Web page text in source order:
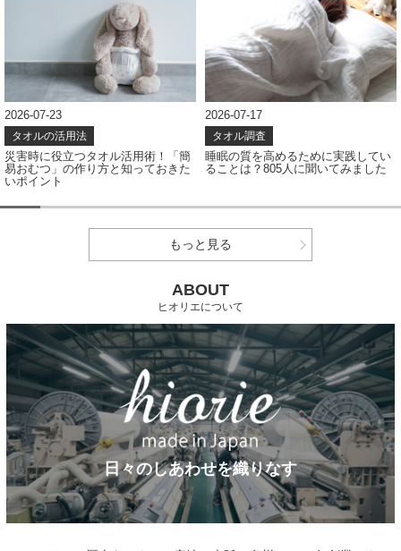
2026-07-23
タオルの活用法
災害時に役立つタオル活用術！「簡
易おむつ」の作り方と知っておきた
いポイント
2026-07-17
タオル調査
睡眠の質を高めるために実践してい
ることは？805人に聞いてみました
もっと見る
ABOUT
ヒオリエについて
日々のしあわせを織りなす